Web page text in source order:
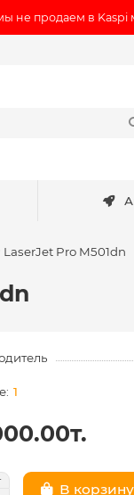
не продаем в Kaspi
Pro M501dn
1
В корзину